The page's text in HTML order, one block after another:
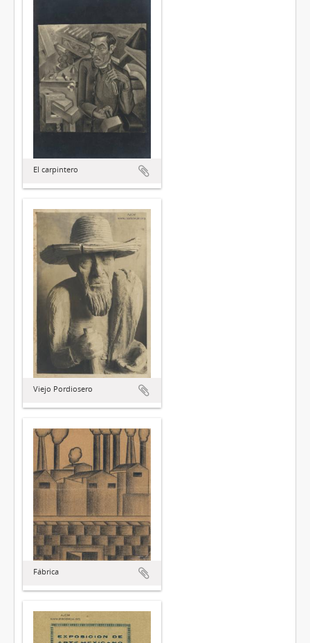
El carpintero
Viejo Pordiosero
Fábrica